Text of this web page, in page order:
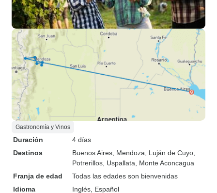
Gastronomía y Vinos
Duración
4 días
Destinos
Buenos Aires , Mendoza , Luján de Cuyo
Potrerillos , Uspallata , Monte Aconcagua
Franja de edad
Todas las edades son bienvenidas
Idioma
Inglés, Español